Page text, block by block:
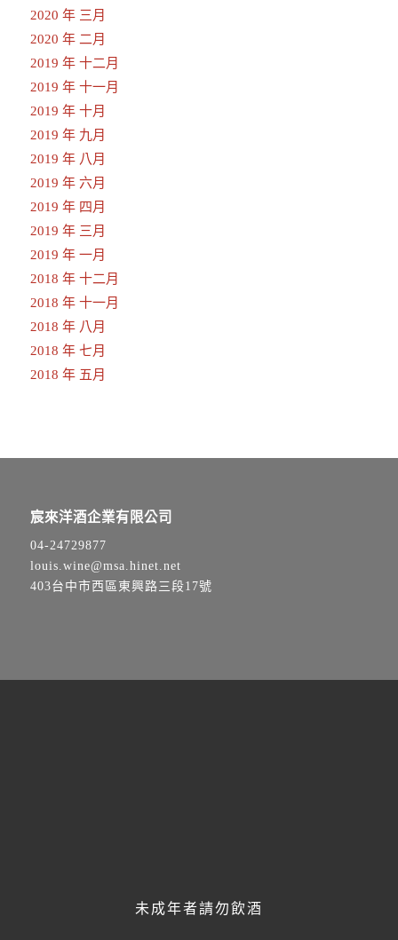
2020 年 三月
2020 年 二月
2019 年 十二月
2019 年 十一月
2019 年 十月
2019 年 九月
2019 年 八月
2019 年 六月
2019 年 四月
2019 年 三月
2019 年 一月
2018 年 十二月
2018 年 十一月
2018 年 八月
2018 年 七月
2018 年 五月
宸來洋酒企業有限公司
04-24729877
louis.wine@msa.hinet.net
403台中市西區東興路三段17號
未成年者請勿飲酒